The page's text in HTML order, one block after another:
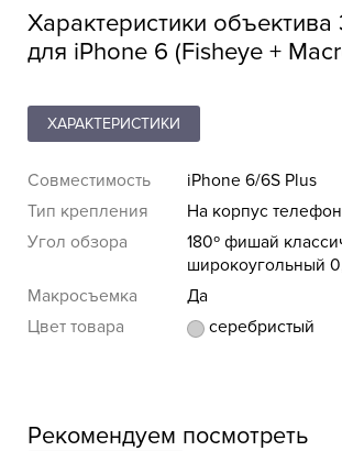
Характеристики объектива
для iPhone 6 (Fisheye +
ХАРАКТЕРИСТИКИ
Совместимость
iPhone 6/6S Plus
Тип крепления
На корпус
Угол обзора
180º фишай
широкоугольный
Макросъемка
Да
Цвет товара
серебристый
Рекомендуем посмотреть